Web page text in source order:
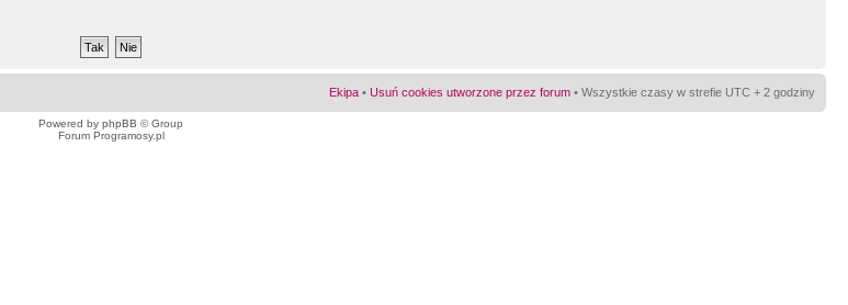
Ekipa • Usuń cookies utworzone przez forum • Wszystkie czasy w strefie UTC + 2 godziny
Powered by phpBB © Group
Forum Programosy.pl